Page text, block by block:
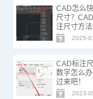
CAD怎么
尺寸？
注尺寸方
2025-
CAD标注
数字怎么
过来吧！
2023-